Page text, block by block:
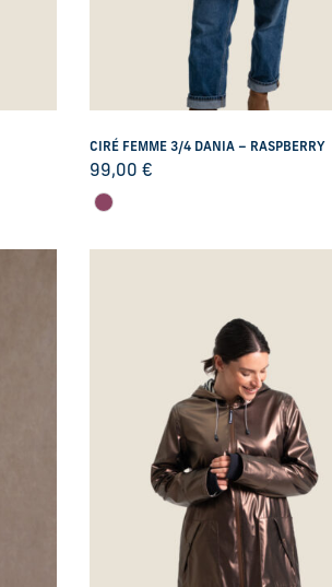
CIRÉ FEMME 3/4 DANIA – RASPBERRY
99,00 €